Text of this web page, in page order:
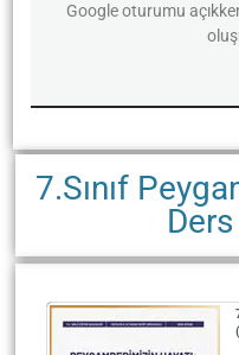
Google oturumu
7.Sınıf